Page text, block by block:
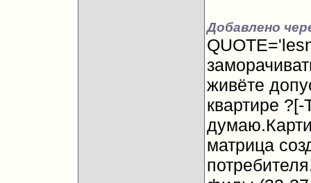
Добавлено
живёте
квартире
матрица